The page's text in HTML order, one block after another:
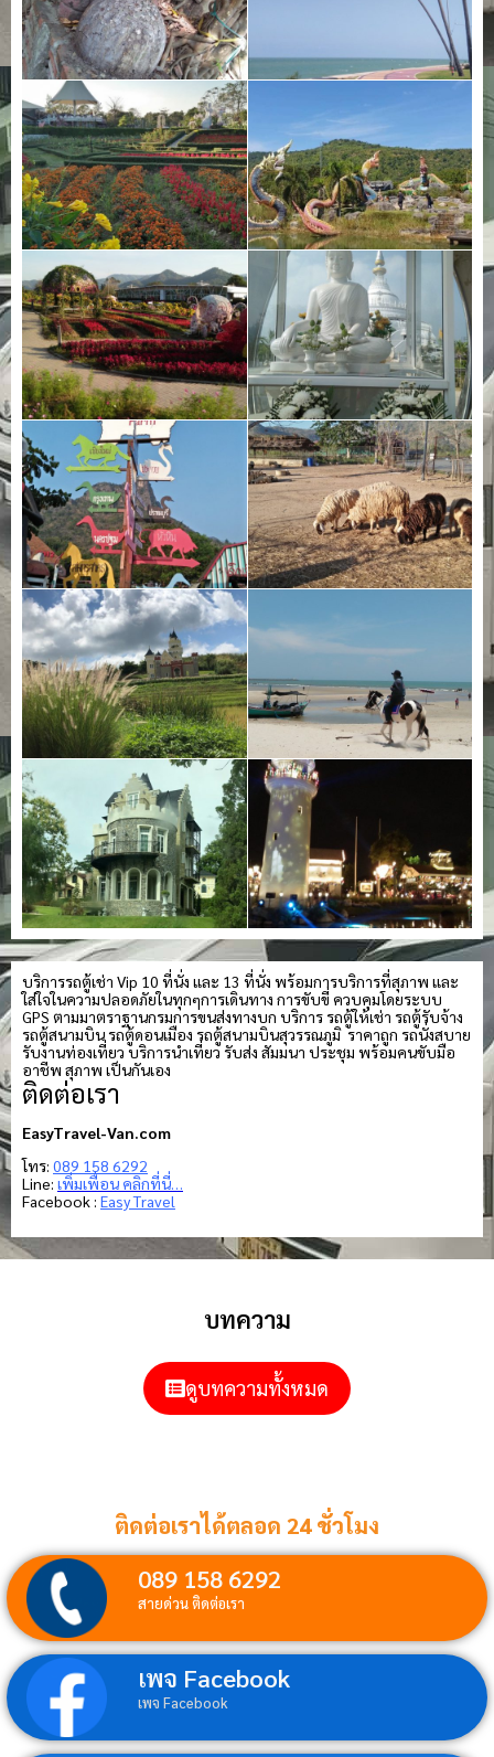
บริการรถตู้เช่า Vip 10 ที่นั่ง และ 13 ที่นั่ง พร้อมการบริการที่สุภาพ และ
ใส่ใจในความปลอดภัยในทุกๆการเดินทาง การขับขี่ ควบคุมโดยระบบ
GPS ตามมาตราฐานกรมการขนส่งทางบก บริการ รถตู้ให้เช่า รถตู้รับจ้าง
รถตู้สนามบิน รถตู้ดอนเมือง รถตู้สนามบินสุวรรณภูมิ ราคาถูก รถนั่งสบาย
รับงานท่องเที่ยว บริการนำเที่ยว รับส่ง สัมมนา ประชุม พร้อมคนขับมือ
อาชีพ สุภาพ เป็นกันเอง
ติดต่อเรา
EasyTravel-Van.com
โทร: 089 158 6292
Line: เพิ่มเพื่อน คลิกที่นี่…
Facebook : Easy Travel
บทความ
ดูบทความทั้งหมด
ติดต่อเราได้ตลอด 24 ชั่วโมง
089 158 6292
สายด่วน ติดต่อเรา
เพจ Facebook
เพจ Facebook